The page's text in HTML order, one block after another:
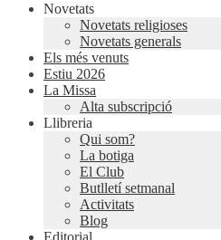
Novetats
Novetats religioses
Novetats generals
Els més venuts
Estiu 2026
La Missa
Alta subscripció
Llibreria
Qui som?
La botiga
El Club
Butlletí setmanal
Activitats
Blog
Editorial